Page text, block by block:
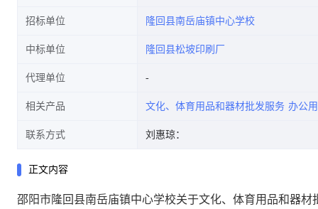
招标单位 隆回县南岳庙镇中心学校
中标单位 隆回县松坡印刷厂
代理单位
相关产品 文化、体育用品和器材批发服务 办公
联系方式 刘惠琼：
正文内容
邵阳市隆回县南岳庙镇中心学校关于文化、体育用品和器材